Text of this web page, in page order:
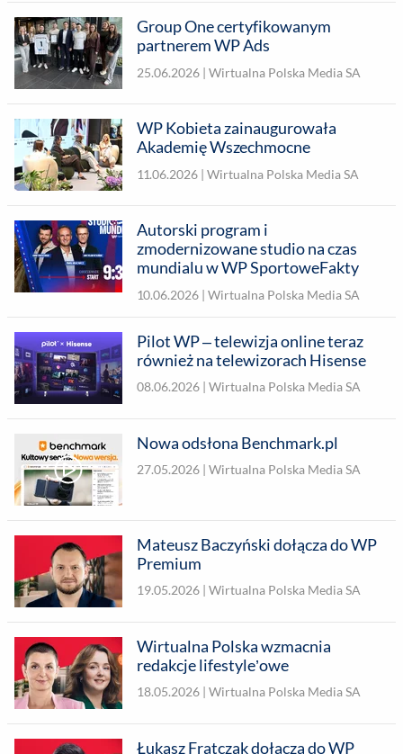
Group One certyfikowanym
partnerem WP Ads
25.06.2026 | Wirtualna Polska Media SA
WP Kobieta zainaugurowała
Akademię Wszechmocne
11.06.2026 | Wirtualna Polska Media SA
Autorski program i
zmodernizowane studio na czas
mundialu w WP SportoweFakty
10.06.2026 | Wirtualna Polska Media SA
Pilot WP – telewizja online teraz
również na telewizorach Hisense
08.06.2026 | Wirtualna Polska Media SA
Nowa odsłona Benchmark.pl
27.05.2026 | Wirtualna Polska Media SA
Mateusz Baczyński dołącza do WP
Premium
19.05.2026 | Wirtualna Polska Media SA
Wirtualna Polska wzmacnia
redakcje lifestyle’owe
18.05.2026 | Wirtualna Polska Media SA
Łukasz Frątczak dołącza do WP